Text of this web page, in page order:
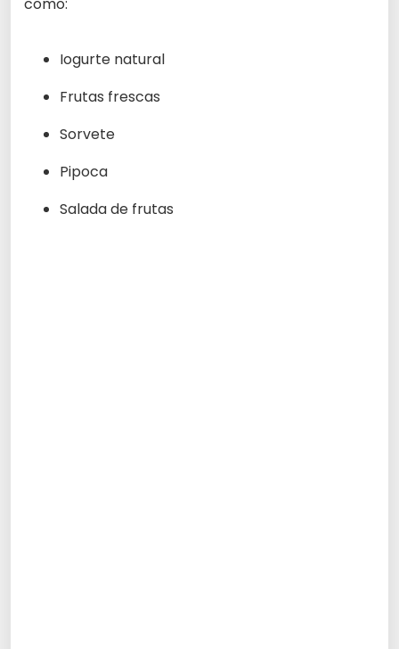
Iogurte natural
Frutas frescas
Sorvete
Pipoca
Salada de frutas